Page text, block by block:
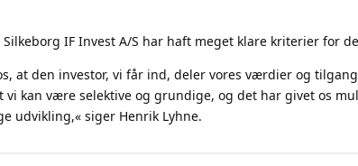
IF Invest A/S har haft meget klare kriterier for
at den investor, vi får ind, deler vores værdier og
kan være selektive og grundige, og det har givet os
udvikling,« siger Henrik Lyhne.